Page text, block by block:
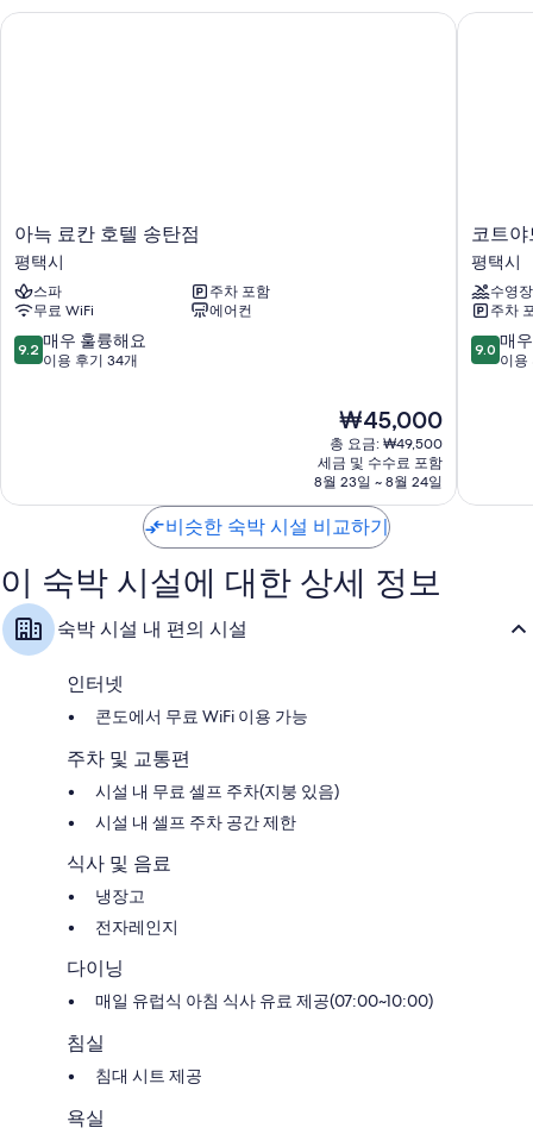
객실 특징
아
늑
료
칸
호
텔
송
아늑 료칸 호텔 송탄점
평택시
스파
주차 포함
무료 WiFi
에어컨
10
점
우
해
요,
이
용
후
9.2 매우 훌륭해요
이용 후기 34개
현
재
요
금
₩45,000
₩45,000
총 요금: ₩49,500
세금 및 수수료 포함
8월 23일 ~ 8월 24일
아늑 료칸 호텔 송탄점
코
트
야
드
바
이
메
택
코트
평택시
수영장
주차
10
점
우
9.0 매
이용
코트야
비슷한 숙박 시설 비교하기
이 숙박 시설에 대한 상세 정보
숙박 시설 내 편의 시설
인터넷
콘도에서 무료 WiFi 이용 가능
주차 및 교통편
시설 내 무료 셀프 주차(지붕 있음)
시설 내 셀프 주차 공간 제한
식사 및 음료
냉장고
전자레인지
다이닝
매일 유럽식 아침 식사 유료 제공(07:00~10:00)
침실
침대 시트 제공
욕실